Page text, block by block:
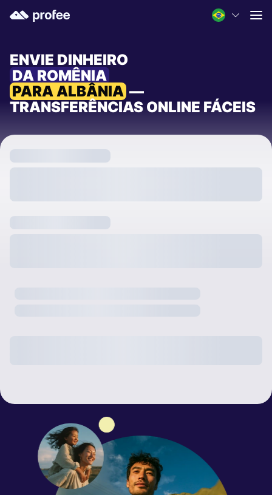
ENVIE DINHEIRO
DA ROMÊNIA
PARA ALBÂNIA —
TRANSFERÊNCIAS ONLINE FÁCEIS